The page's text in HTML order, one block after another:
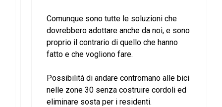
Comunque sono tutte le soluzioni che
dovrebbero adottare anche da noi, e sono
proprio il contrario di quello che hanno
fatto e che vogliono fare.
Possibilità di andare contromano alle bici
nelle zone 30 senza costruire cordoli ed
eliminare sosta per i residenti.